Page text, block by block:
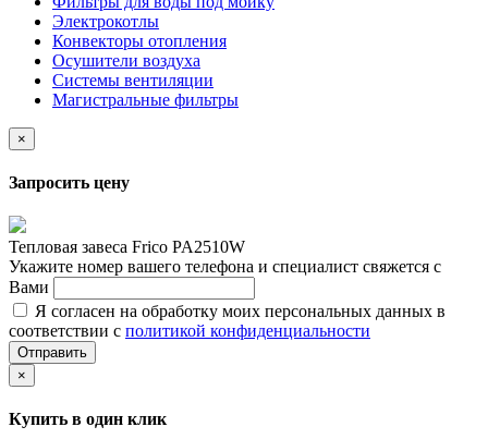
Электрокотлы
Конвекторы отопления
Осушители воздуха
Системы вентиляции
Магистральные фильтры
×
Запросить цену
Тепловая завеса Frico PA2510W
Укажите номер вашего телефона и специалист свяжется с
Вами
Я согласен на обработку моих персональных данных в
соответствии с политикой конфиденциальности
Отправить
×
Купить в один клик